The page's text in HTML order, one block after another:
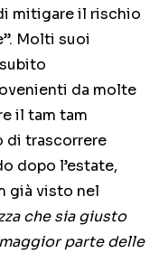
mitigare il rischio
Molti suoi
da molte
il tam tam
di trascorrere
dopo l’estate,
già visto nel
che sia giusto
parte delle